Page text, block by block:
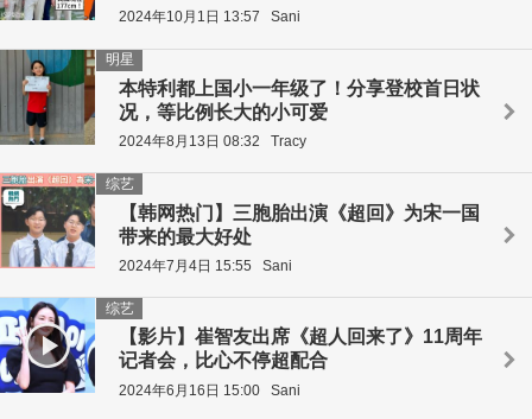
2024年10月1日 13:57 Sani
本特利都上国小一年级了！分享登校首日状
况，等比例长大的小可爱
明星
2024年8月13日 08:32 Tracy
【韩网热门】三胞胎出演《超回》为宋一国
带来的最大好处
综艺
2024年7月4日 15:55 Sani
【影片】崔智友出席《超人回来了》11周年
记者会，比心不停超配合
综艺
2024年6月16日 15:00 Sani